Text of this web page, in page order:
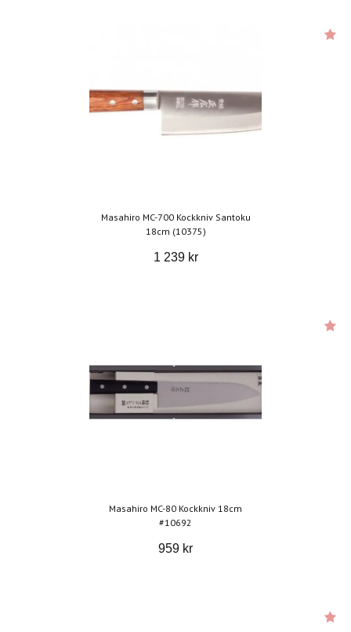
Masahiro MC-700 Kockkniv Santoku
18cm (10375)
1 239 kr
Masahiro MC-80 Kockkniv 18cm
#10692
959 kr